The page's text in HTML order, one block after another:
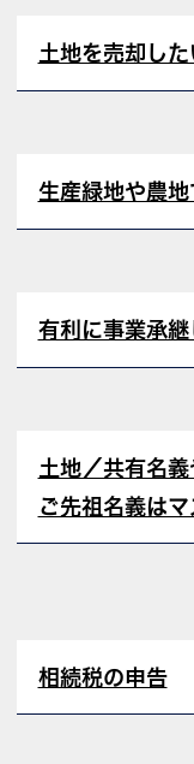
土地を売却した
生産緑地や農地
有利に事業承継
土地／共有名義
ご先祖名義は
相続税の申告